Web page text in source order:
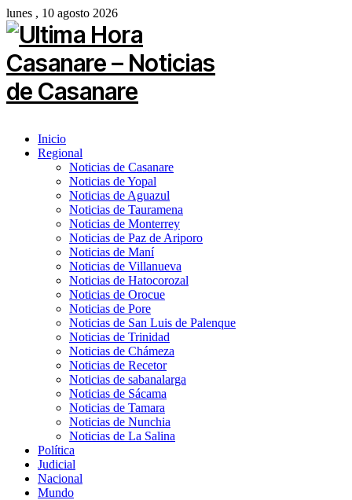
lunes , 10 agosto 2026
Inicio
Regional
Noticias de Casanare
Noticias de Yopal
Noticias de Aguazul
Noticias de Tauramena
Noticias de Monterrey
Noticias de Paz de Ariporo
Noticias de Maní
Noticias de Villanueva
Noticias de Hatocorozal
Noticias de Orocue
Noticias de Pore
Noticias de San Luis de Palenque
Noticias de Trinidad
Noticias de Chámeza
Noticias de Recetor
Noticias de sabanalarga
Noticias de Sácama
Noticias de Tamara
Noticias de Nunchia
Noticias de La Salina
Política
Judicial
Nacional
Mundo